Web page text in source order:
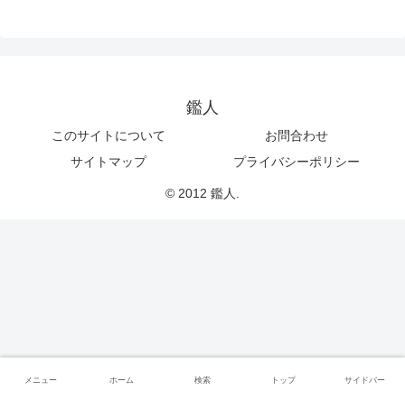
鑑人
このサイトについて
お問合わせ
サイトマップ
プライバシーポリシー
© 2012 鑑人.
メニュー ホーム 検索 トップ サイドバー